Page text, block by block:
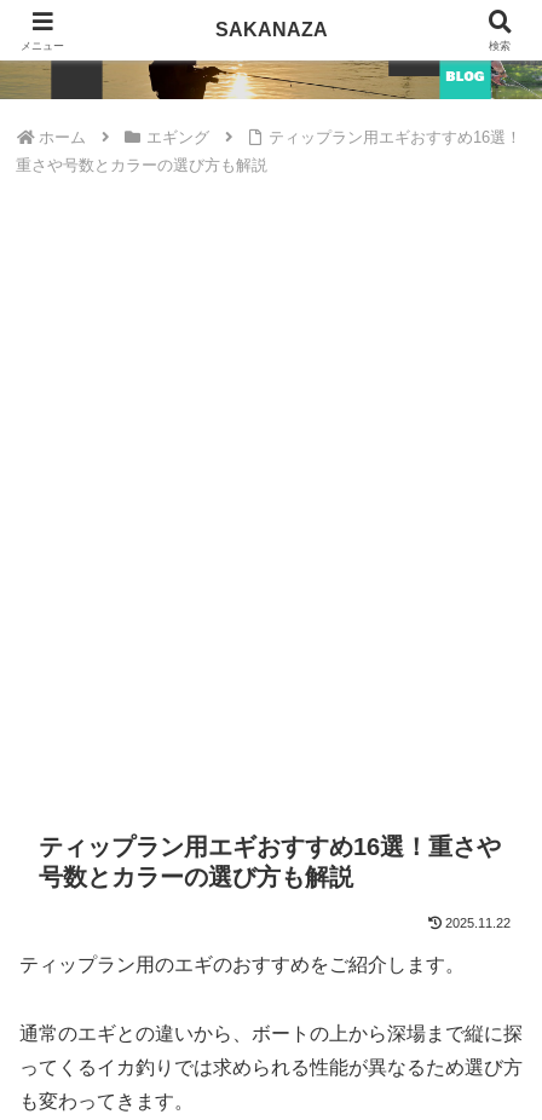
SAKANAZA
ホーム エギング
ティップラン用エギおすすめ16選！
重さや号数とカラーの選び方も解説
ティップラン用エギおすすめ16選！重さや
号数とカラーの選び方も解説
2025.11.22
ティップラン用のエギのおすすめをご紹介します。
通常のエギとの違いから、ボートの上から深場まで縦に探
ってくるイカ釣りでは求められる性能が異なるため選び方
も変わってきます。
メニュー
SAKANAZA
検索